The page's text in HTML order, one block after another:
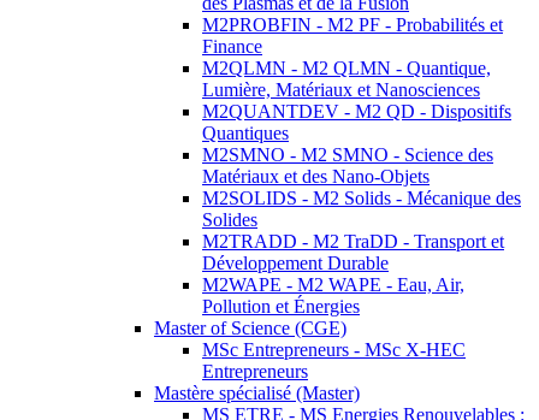
M2PROBFIN - M2 PF - Probabilités et
Finance
M2QLMN - M2 QLMN - Quantique,
Lumière, Matériaux et Nanosciences
M2QUANTDEV - M2 QD - Dispositifs
Quantiques
M2SMNO - M2 SMNO - Science des
Matériaux et des Nano-Objets
M2SOLIDS - M2 Solids - Mécanique des
Solides
M2TRADD - M2 TraDD - Transport et
Développement Durable
M2WAPE - M2 WAPE - Eau, Air,
Pollution et Énergies
Master of Science (CGE)
MSc Entrepreneurs - MSc X-HEC
Entrepreneurs
Mastère spécialisé (Master)
MS ETRE - MS Energies Renouvelables :